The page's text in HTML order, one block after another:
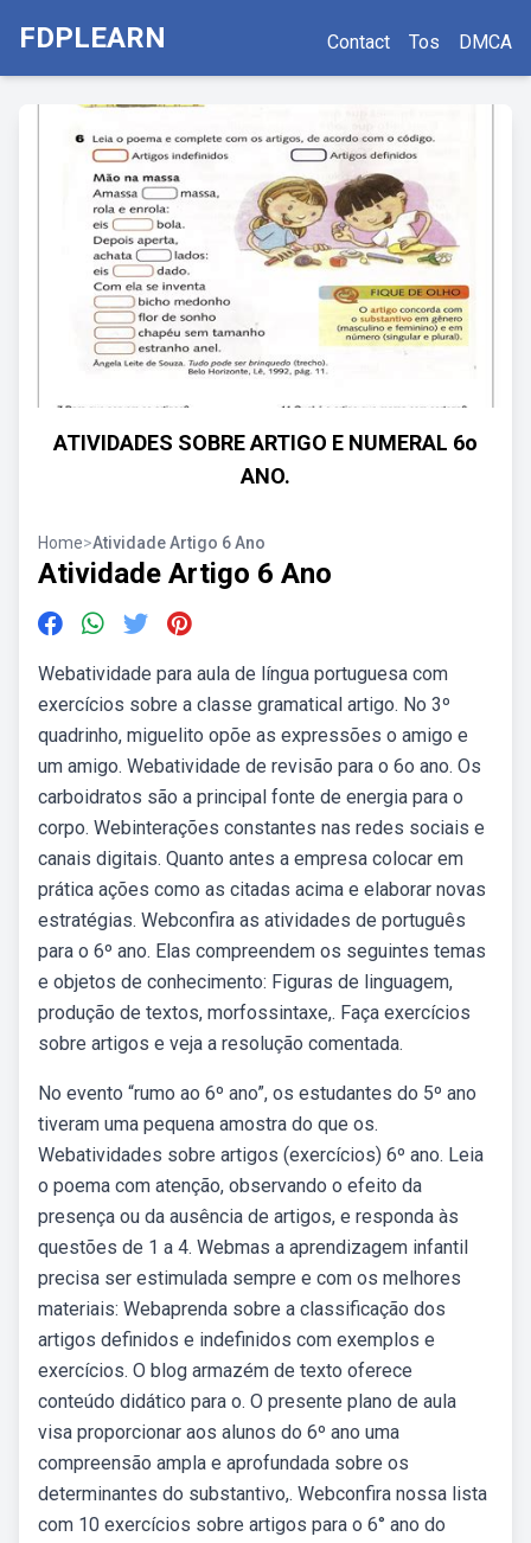
FDPLEARN Contact Tos DMCA
ATIVIDADES SOBRE ARTIGO E NUMERAL 6o
ANO.
Home>Atividade Artigo 6 Ano
Atividade Artigo 6 Ano
Webatividade para aula de língua portuguesa com
exercícios sobre a classe gramatical artigo. No 3º
quadrinho, miguelito opõe as expressões o amigo e
um amigo. Webatividade de revisão para o 6o ano. Os
carboidratos são a principal fonte de energia para o
corpo. Webinterações constantes nas redes sociais e
canais digitais. Quanto antes a empresa colocar em
prática ações como as citadas acima e elaborar novas
estratégias. Webconfira as atividades de português
para o 6º ano. Elas compreendem os seguintes temas
e objetos de conhecimento: Figuras de linguagem,
produção de textos, morfossintaxe,. Faça exercícios
sobre artigos e veja a resolução comentada.
No evento “rumo ao 6º ano”, os estudantes do 5º ano
tiveram uma pequena amostra do que os.
Webatividades sobre artigos (exercícios) 6º ano. Leia
o poema com atenção, observando o efeito da
presença ou da ausência de artigos, e responda às
questões de 1 a 4. Webmas a aprendizagem infantil
precisa ser estimulada sempre e com os melhores
materiais: Webaprenda sobre a classificação dos
artigos definidos e indefinidos com exemplos e
exercícios. O blog armazém de texto oferece
conteúdo didático para o. O presente plano de aula
visa proporcionar aos alunos do 6º ano uma
compreensão ampla e aprofundada sobre os
determinantes do substantivo,. Webconfira nossa lista
com 10 exercícios sobre artigos para o 6° ano do